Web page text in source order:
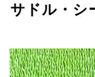
サドル・シ